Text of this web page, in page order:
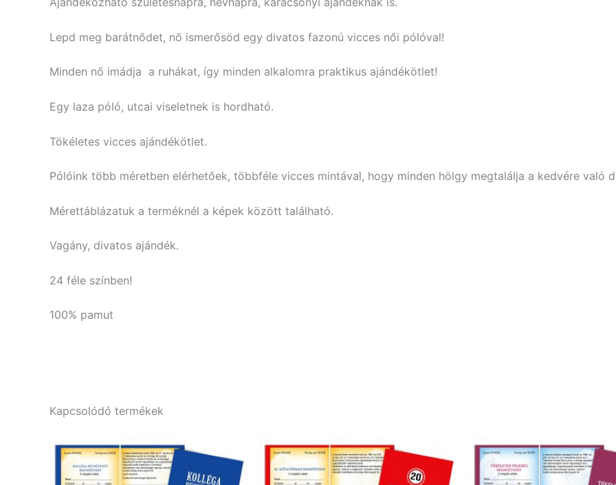
Lepd meg barátnődet, nő ismerősöd egy divatos fazonú vicces női pólóval!
Minden nő imádja a ruhákat, így minden alkalomra praktikus ajándékötlet!
Egy laza póló, utcai viseletnek is hordható.
Tökéletes vicces ajándékötlet.
Pólóink több méretben elérhetőek, többféle vicces mintával, hogy minden hölgy megtalálja a kedvére való
Mérettáblázatuk a terméknél a képek között található.
Vagány, divatos ajándék.
24 féle színben!
100% pamut
Kapcsolódó termékek